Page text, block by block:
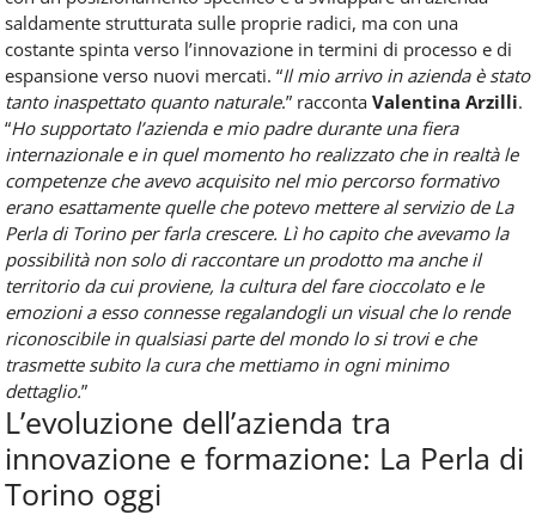
saldamente strutturata sulle proprie radici, ma con una
costante spinta verso l’innovazione in termini di processo e di
espansione verso nuovi mercati. “Il mio arrivo in azienda è stato
tanto inaspettato quanto naturale.” racconta Valentina Arzilli.
“Ho supportato l’azienda e mio padre durante una fiera
internazionale e in quel momento ho realizzato che in realtà le
competenze che avevo acquisito nel mio percorso formativo
erano esattamente quelle che potevo mettere al servizio de La
Perla di Torino per farla crescere. Lì ho capito che avevamo la
possibilità non solo di raccontare un prodotto ma anche il
territorio da cui proviene, la cultura del fare cioccolato e le
emozioni a esso connesse regalandogli un visual che lo rende
riconoscibile in qualsiasi parte del mondo lo si trovi e che
trasmette subito la cura che mettiamo in ogni minimo
dettaglio.”
L’evoluzione dell’azienda tra
innovazione e formazione: La Perla di
Torino oggi